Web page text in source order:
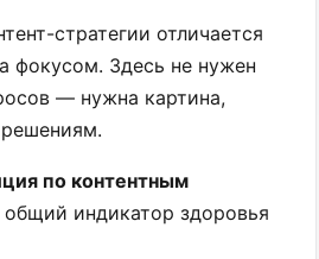
стратегии отличается
фокусом. Здесь не нужен
— нужна картина,
по контентным
индикатор здоровья